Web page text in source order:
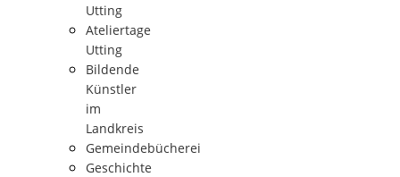
Utting
Ateliertage
Utting
Bildende
Künstler
im
Landkreis
Gemeindebücherei
Geschichte